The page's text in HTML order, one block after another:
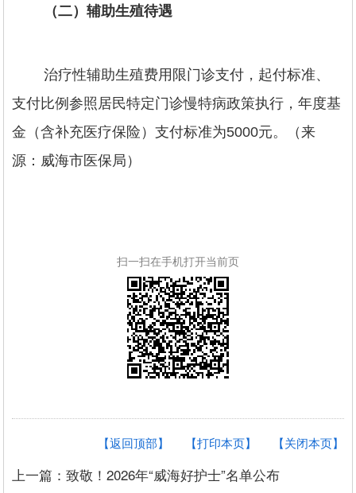
（二）辅助生殖待遇
治疗性辅助生殖费用限门诊支付，起付标准、
支付比例参照居民特定门诊慢特病政策执行，年度基
金（含补充医疗保险）支付标准为5000元。（来
源：威海市医保局）
扫一扫在手机打开当前页
【关闭本页】
【打印本页】
【返回顶部】
上一篇：致敬！2026年“威海好护士”名单公布